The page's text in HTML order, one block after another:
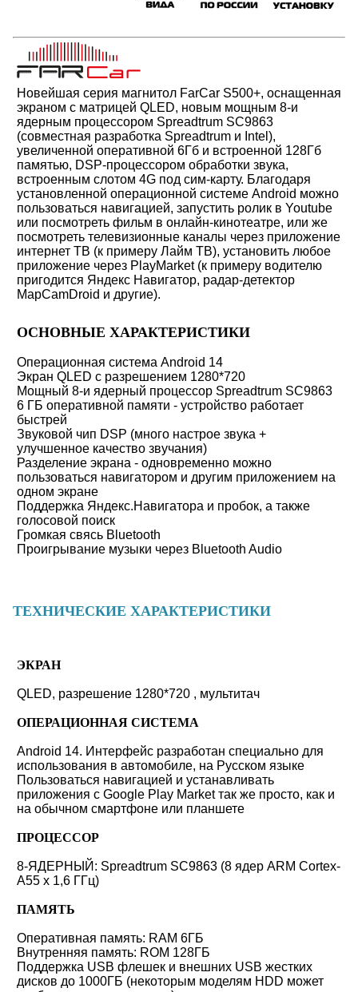
Новейшая серия магнитол FarCar S500+, оснащенная
экраном c матрицей QLED, новым мощным 8-и
ядерным процессором Spreadtrum SC9863
(совместная разработка Spreadtrum и Intel),
увеличенной оперативной 6Гб и встроенной 128Гб
памятью, DSP-процессором обработки звука,
встроенным слотом 4G под сим-карту. Благодаря
установленной операционной системе Android можно
пользоваться навигацией, запустить ролик в Youtube
или посмотреть фильм в онлайн-кинотеатре, или же
посмотреть телевизионные каналы через приложение
интернет ТВ (к примеру Лайм ТВ), установить любое
приложение через PlayMarket (к примеру водителю
пригодится Яндекс Навигатор, радар-детектор
MapCamDroid и другие).
ОСНОВНЫЕ ХАРАКТЕРИСТИКИ
Операционная система Android 14
Экран QLED с разрешением 1280*720
Мощный 8-и ядерный процессор Spreadtrum SC9863
6 ГБ оперативной памяти - устройство работает
быстрей
Звуковой чип DSP (много настрое звука +
улучшенное качество звучания)
Разделение экрана - одновременно можно
пользоваться навигатором и другим приложением на
одном экране
Поддержка Яндекс.Навигатора и пробок, а также
голосовой поиск
Громкая свясь Bluetooth
Проигрывание музыки через Bluetooth Audio
ТЕХНИЧЕСКИЕ ХАРАКТЕРИСТИКИ
ЭКРАН
QLED, разрешение 1280*720 , мультитач
ОПЕРАЦИОННАЯ СИСТЕМА
Android 14. Интерфейс разработан специально для
использования в автомобиле, на Русском языке
Пользоваться навигацией и устанавливать
приложения с Google Play Market так же просто, как и
на обычном смартфоне или планшете
ПРОЦЕССОР
8-ЯДЕРНЫЙ: Spreadtrum SC9863 (8 ядер ARM Cortex-
A55 x 1,6 ГГц)
ПАМЯТЬ
Оперативная память: RAM 6ГБ
Внутренняя память: ROM 128ГБ
Поддержка USB флешек и внешних USB жестких
дисков до 1000ГБ (некоторым моделям HDD может